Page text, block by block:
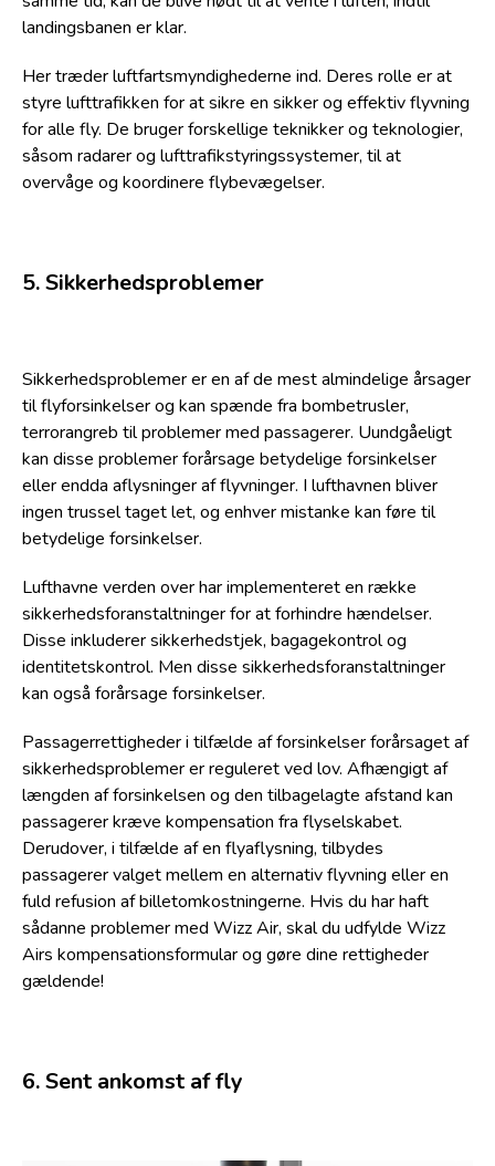
landingsbanen er klar.
Her træder luftfartsmyndighederne ind. Deres rolle er at
styre lufttrafikken for at sikre en sikker og effektiv flyvning
for alle fly. De bruger forskellige teknikker og teknologier,
såsom radarer og lufttrafikstyringssystemer, til at
overvåge og koordinere flybevægelser.
5. Sikkerhedsproblemer
Sikkerhedsproblemer er en af de mest almindelige årsager
til flyforsinkelser og kan spænde fra bombetrusler,
terrorangreb til problemer med passagerer. Uundgåeligt
kan disse problemer forårsage betydelige forsinkelser
eller endda aflysninger af flyvninger. I lufthavnen bliver
ingen trussel taget let, og enhver mistanke kan føre til
betydelige forsinkelser.
Lufthavne verden over har implementeret en række
sikkerhedsforanstaltninger for at forhindre hændelser.
Disse inkluderer sikkerhedstjek, bagagekontrol og
identitetskontrol. Men disse sikkerhedsforanstaltninger
kan også forårsage forsinkelser.
Passagerrettigheder i tilfælde af forsinkelser forårsaget af
sikkerhedsproblemer er reguleret ved lov. Afhængigt af
længden af forsinkelsen og den tilbagelagte afstand kan
passagerer kræve kompensation fra flyselskabet.
Derudover, i tilfælde af en flyaflysning, tilbydes
passagerer valget mellem en alternativ flyvning eller en
fuld refusion af billetomkostningerne. Hvis du har haft
sådanne problemer med Wizz Air, skal du udfylde Wizz
Airs kompensationsformular og gøre dine rettigheder
gældende!
6. Sent ankomst af fly